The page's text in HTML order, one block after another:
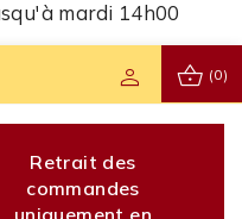
mardi 14h00
shopping_basket (0)
person
Retrait des
commandes
uniquement en